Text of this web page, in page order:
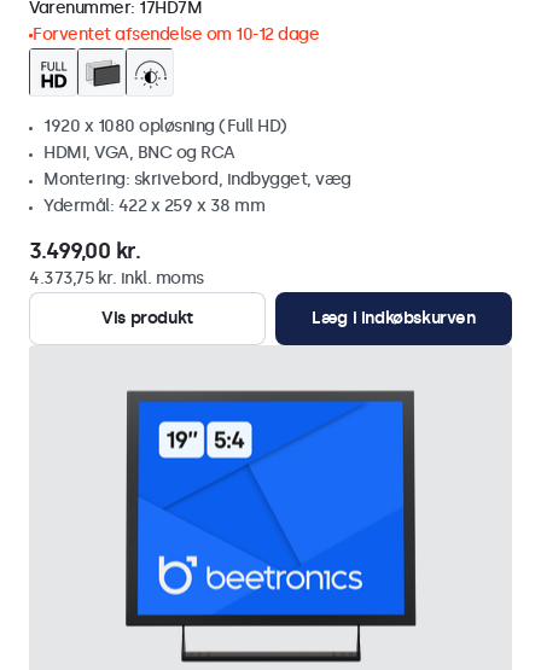
Varenummer: 17HD7M
Forventet afsendelse om 10-12 dage
1920 x 1080 opløsning (Full HD)
HDMI, VGA, BNC og RCA
Montering: skrivebord, indbygget, væg
Ydermål: 422 x 259 x 38 mm
3.499,00 kr.
4.373,75 kr. inkl. moms
Vis produkt
Læg i indkøbskurven